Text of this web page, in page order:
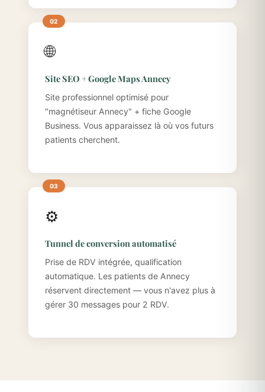
🌐
Site SEO + Google Maps Annecy
Site professionnel optimisé pour
"magnétiseur Annecy" + fiche Google
Business. Vous apparaissez là où vos futurs
patients cherchent.
⚙️
Tunnel de conversion automatisé
Prise de RDV intégrée, qualification
automatique. Les patients de Annecy
réservent directement — vous n'avez plus à
gérer 30 messages pour 2 RDV.